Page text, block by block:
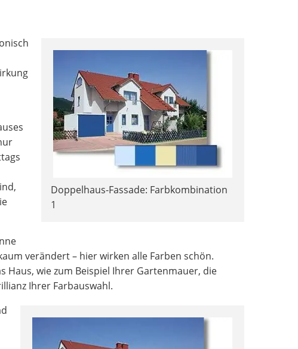
Doppelhaus-Fassade: Farbkombination
1
verändert – hier wirken alle Farben schön.
Haus, wie zum Beispiel Ihrer Gartenmauer, die
Ihrer Farbauswahl.